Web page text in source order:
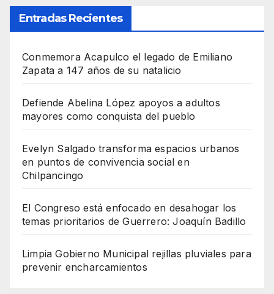
Entradas Recientes
Conmemora Acapulco el legado de Emiliano
Zapata a 147 años de su natalicio
Defiende Abelina López apoyos a adultos
mayores como conquista del pueblo
Evelyn Salgado transforma espacios urbanos
en puntos de convivencia social en
Chilpancingo
El Congreso está enfocado en desahogar los
temas prioritarios de Guerrero: Joaquín Badillo
Limpia Gobierno Municipal rejillas pluviales para
prevenir encharcamientos